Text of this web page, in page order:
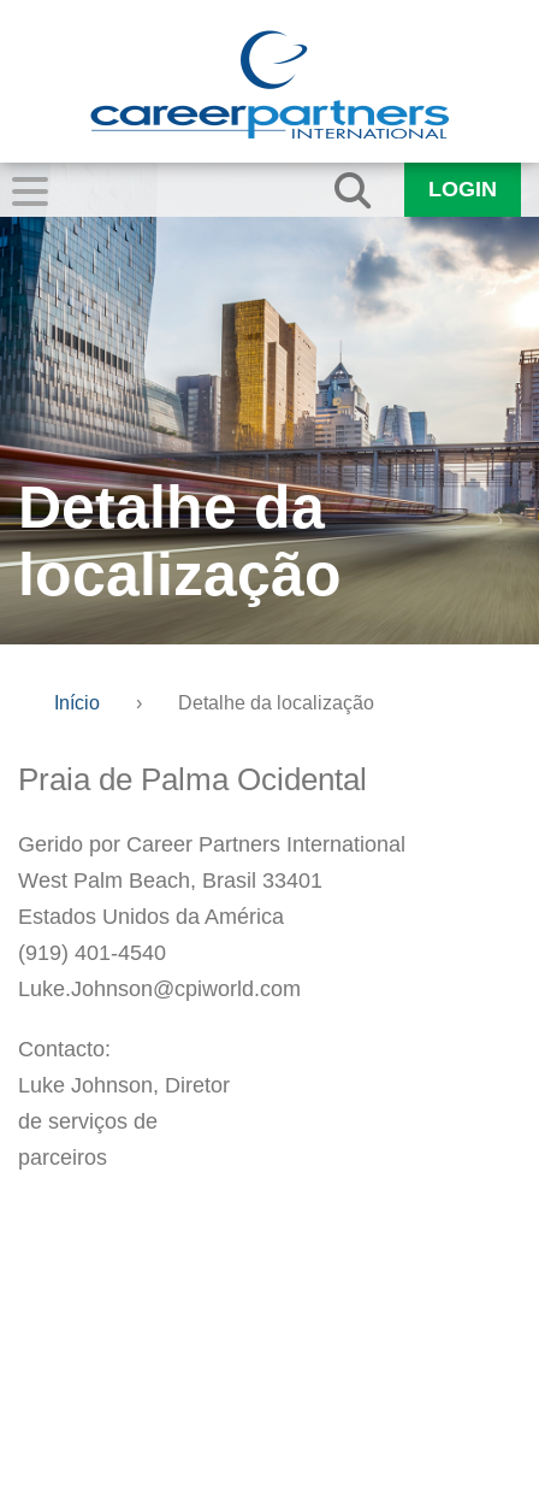
LOGIN
Detalhe da
localização
Início › Detalhe da localização
Praia de Palma Ocidental
Gerido por Career Partners International
West Palm Beach, Brasil 33401
Estados Unidos da América
(919) 401-4540
Luke.Johnson@cpiworld.com
Contacto:
Luke Johnson, Diretor
de serviços de
parceiros